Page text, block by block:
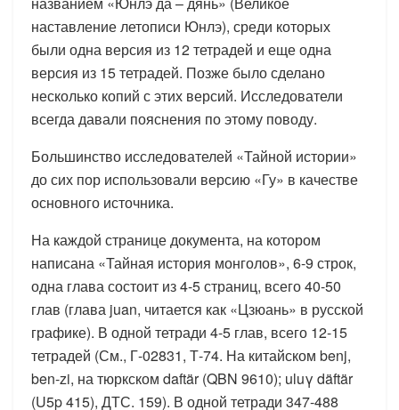
наставление летописи Юнлэ), среди которых
были одна версия из 12 тетрадей и еще одна
версия из 15 тетрадей. Позже было сделано
несколько копий с этих версий. Исследователи
всегда давали пояснения по этому поводу.
Большинство исследователей «Тайной истории»
до сих пор использовали версию «Гу» в качестве
основного источника.
На каждой странице документа, на котором
написана «Тайная история монголов», 6-9 строк,
одна глава состоит из 4-5 страниц, всего 40-50
глав (глава juan, читается как «Цзюань» в русской
графике). В одной тетради 4-5 глав, всего 12-15
тетрадей (См., Г-02831, Т-74. На китайском benj,
ben-zi, на тюркском daftär (QBN 9610); uluγ däftär
(U5p 415), ДТС. 159). В одной тетради 347-488